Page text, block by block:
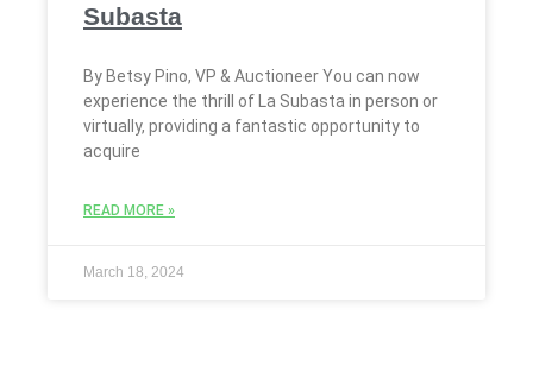
Subasta
By Betsy Pino, VP & Auctioneer You can now
experience the thrill of La Subasta in person or
virtually, providing a fantastic opportunity to
acquire
READ MORE »
March 18, 2024